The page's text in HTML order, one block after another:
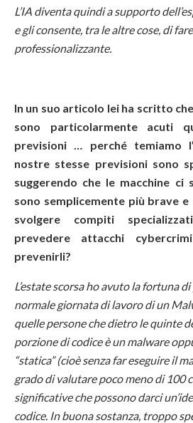
L’IA diventa quindi a supporto
e gli consente, tra le altre cose, di
professionalizzante.
In un suo articolo lei ha scritto
sono particolarmente acuti
previsioni … perché temiamo
nostre stesse previsioni sono
suggerendo che le macchine ci
sono semplicemente più brave
svolgere compiti
prevedere attacchi
prevenirli?
L’estate scorsa ho avuto la fortuna
normale giornata di lavoro di un
quelle persone che dietro le quinte
porzione di codice è un malware
“statica” (cioè senza far eseguire il
grado di valutare poco meno di 100
significative che possono darci
codice. In buona sostanza, troppo